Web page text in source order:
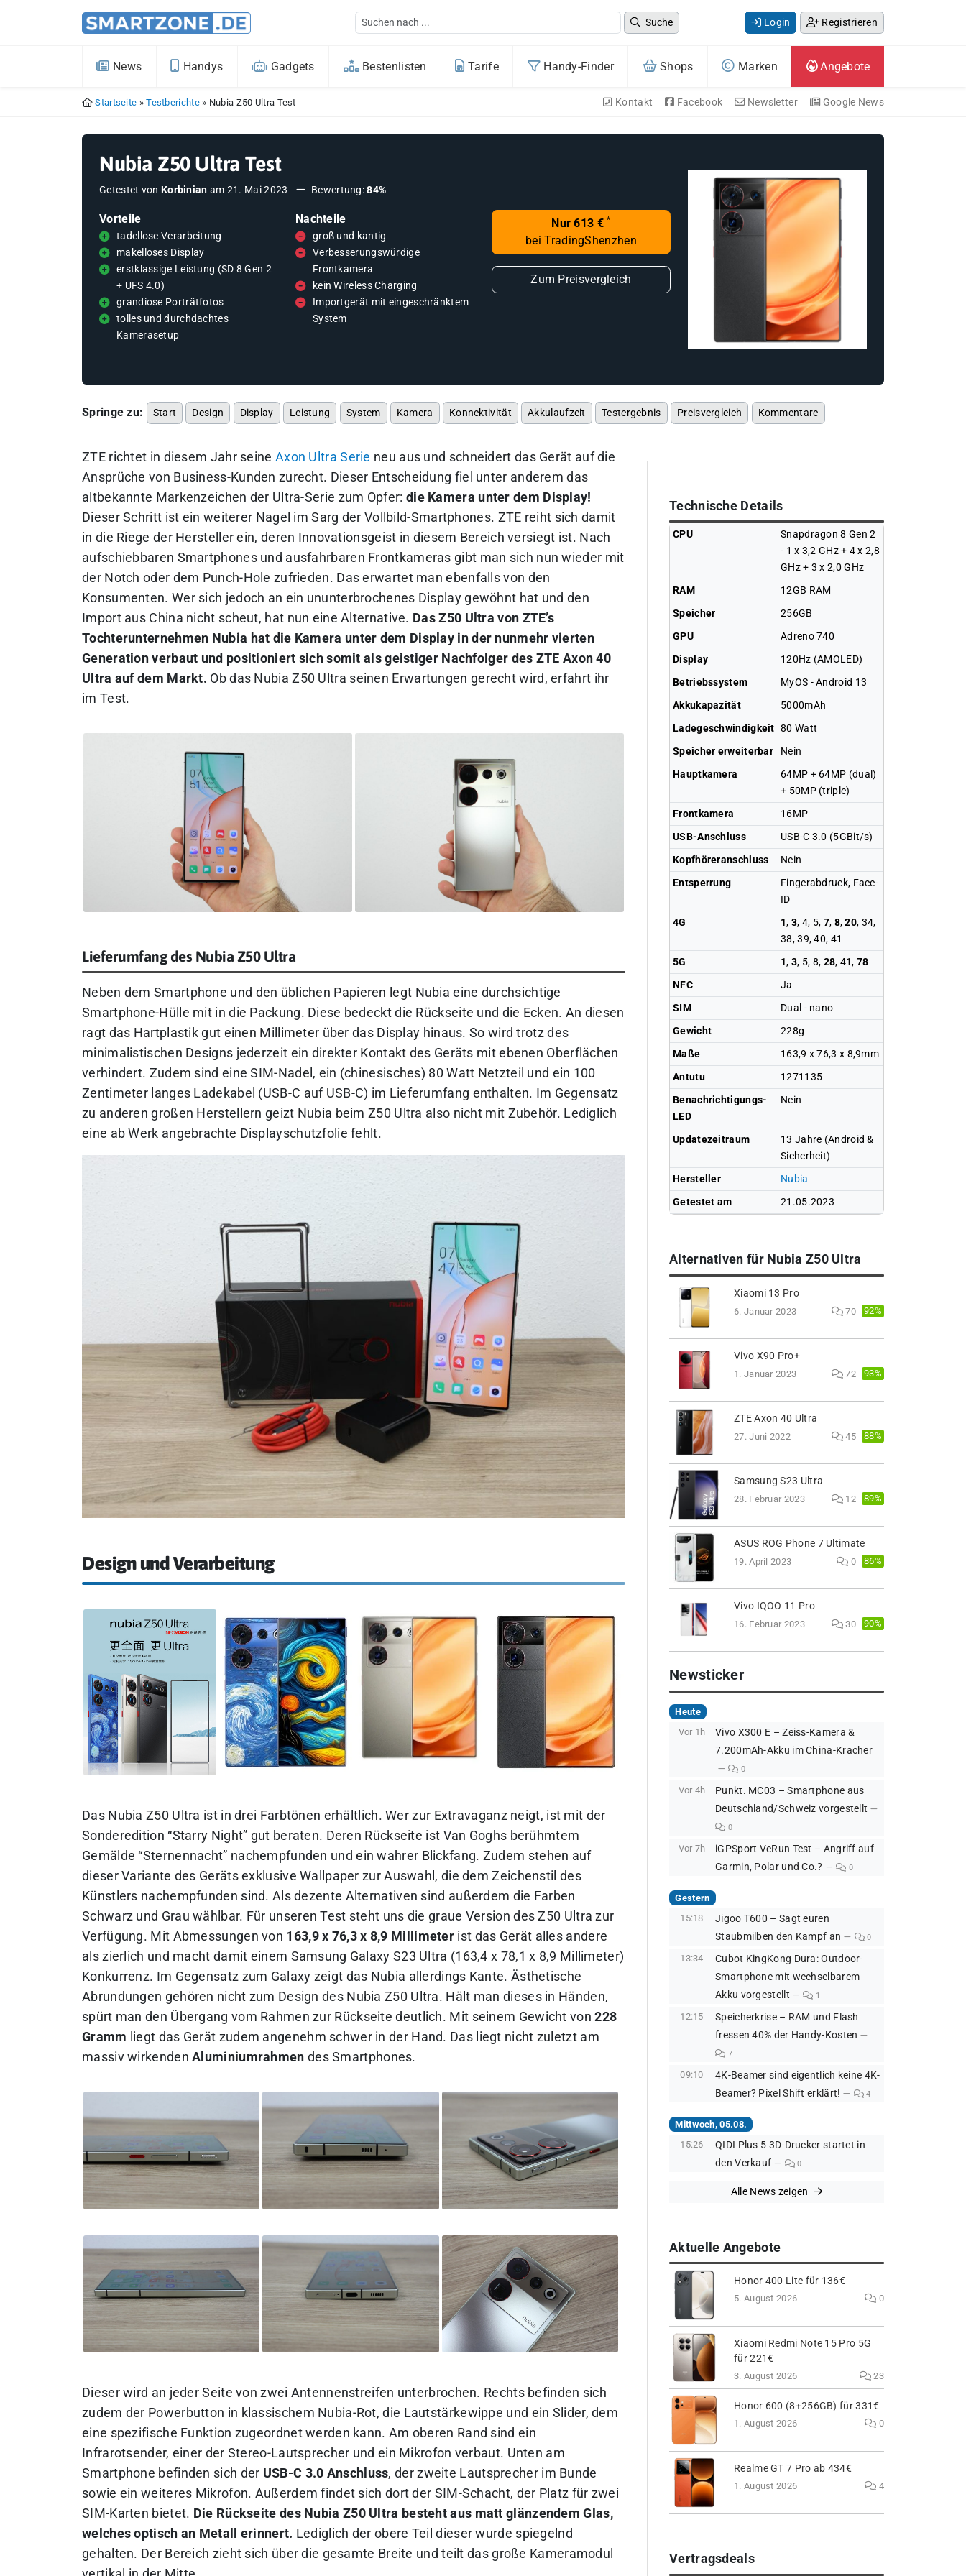
Suche Login Registrieren
News Handys Gadgets Bestenlisten Tarife Handy-Finder Shops Marken Angebote
Startseite »Testberichte» Nubia Z50 Ultra Test Kontakt Facebook Newsletter Google News
Nubia Z50 Ultra Test
Getestet von Korbinian am 21. Mai 2023 Bewertung:84%
Vorteile
tadellose Verarbeitung
makelloses Display
erstklassige Leistung (SD 8 Gen 2
+ UFS 4.0)
grandiose Porträtfotos
tolles und durchdachtes
Kamerasetup
Nachteile
groß und kantig
Verbesserungswürdige
Frontkamera
kein Wireless Charging
Importgerät mit eingeschränktem
System
Nur 613 € *
bei TradingShenzhen
Zum Preisvergleich
Springe zu: Start Design Display Leistung System Kamera Konnektivität Akkulaufzeit Testergebnis Preisvergleich Kommentare
ZTE richtet in diesem Jahr seine Axon Ultra Serie neu aus und schneidert das Gerät auf die
Ansprüche von Business-Kunden zurecht. Dieser Entscheidung fiel unter anderem das
altbekannte Markenzeichen der Ultra-Serie zum Opfer: die Kamera unter dem Display!
Dieser Schritt ist ein weiterer Nagel im Sarg der Vollbild-Smartphones. ZTE reiht sich damit
in die Riege der Hersteller ein, deren Innovationsgeist in diesem Bereich versiegt ist. Nach
aufschiebbaren Smartphones und ausfahrbaren Frontkameras gibt man sich nun wieder mit
der Notch oder dem Punch-Hole zufrieden. Das erwartet man ebenfalls von den
Konsumenten. Wer sich jedoch an ein ununterbrochenes Display gewöhnt hat und den
Import aus China nicht scheut, hat nun eine Alternative. Das Z50 Ultra von ZTE’s
Tochterunternehmen Nubia hat die Kamera unter dem Display in der nunmehr vierten
Generation verbaut und positioniert sich somit als geistiger Nachfolger des ZTE Axon 40
Ultra auf dem Markt. Ob das Nubia Z50 Ultra seinen Erwartungen gerecht wird, erfahrt ihr
im Test.
Lieferumfang des Nubia Z50 Ultra
Neben dem Smartphone und den üblichen Papieren legt Nubia eine durchsichtige
Smartphone-Hülle mit in die Packung. Diese bedeckt die Rückseite und die Ecken. An diesen
ragt das Hartplastik gut einen Millimeter über das Display hinaus. So wird trotz des
minimalistischen Designs jederzeit ein direkter Kontakt des Geräts mit ebenen Oberflächen
verhindert. Zudem sind eine SIM-Nadel, ein (chinesisches) 80 Watt Netzteil und ein 100
Zentimeter langes Ladekabel (USB-C auf USB-C) im Lieferumfang enthalten. Im Gegensatz
zu anderen großen Herstellern geizt Nubia beim Z50 Ultra also nicht mit Zubehör. Lediglich
eine ab Werk angebrachte Displayschutzfolie fehlt.
Design und Verarbeitung
Das Nubia Z50 Ultra ist in drei Farbtönen erhältlich. Wer zur Extravaganz neigt, ist mit der
Sonderedition “Starry Night” gut beraten. Deren Rückseite ist Van Goghs berühmtem
Gemälde “Sternennacht” nachempfunden und ein wahrer Blickfang. Zudem stehen auf
dieser Variante des Geräts exklusive Wallpaper zur Auswahl, die dem Zeichenstil des
Künstlers nachempfunden sind. Als dezente Alternativen sind außerdem die Farben
Schwarz und Grau wählbar. Für unseren Test steht uns die graue Version des Z50 Ultra zur
Verfügung. Mit Abmessungen von 163,9 x 76,3 x 8,9 Millimeter ist das Gerät alles andere
als zierlich und macht damit einem Samsung Galaxy S23 Ultra (163,4 x 78,1 x 8,9 Millimeter)
Konkurrenz. Im Gegensatz zum Galaxy zeigt das Nubia allerdings Kante. Ästhetische
Abrundungen gehören nicht zum Design des Nubia Z50 Ultra. Hält man dieses in Händen,
spürt man den Übergang vom Rahmen zur Rückseite deutlich. Mit seinem Gewicht von228
Gramm liegt das Gerät zudem angenehm schwer in der Hand. Das liegt nicht zuletzt am
massiv wirkendenAluminiumrahmen des Smartphones.
Dieser wird an jeder Seite von zwei Antennenstreifen unterbrochen. Rechts befinden sich
zudem der Powerbutton in klassischem Nubia-Rot, die Lautstärkewippe und ein Slider, dem
eine spezifische Funktion zugeordnet werden kann. Am oberen Rand sind ein
Infrarotsender, einer der Stereo-Lautsprecher und ein Mikrofon verbaut. Unten am
Smartphone befinden sich der USB-C 3.0 Anschluss, der zweite Lautsprecher im Bunde
sowie ein weiteres Mikrofon. Außerdem findet sich dort der SIM-Schacht, der Platz für zwei
SIM-Karten bietet. Die Rückseite des Nubia Z50 Ultra besteht aus matt glänzendem Glas,
welches optisch an Metall erinnert. Lediglich der obere Teil dieser wurde spiegelnd
gehalten. Der Bereich zieht sich über die gesamte Breite und teilt das große Kameramodul
Technische Details
CPU
Snapdragon 8 Gen 2
- 1 x 3,2 GHz + 4 x 2,8
GHz + 3 x 2,0 GHz
RAM
12GB RAM
Speicher
256GB
GPU
Adreno 740
Display
120Hz (AMOLED)
Betriebssystem
MyOS - Android 13
Akkukapazität
5000mAh
Ladegeschwindigkeit 80 Watt
Speicher erweiterbar
Nein
Hauptkamera
64MP + 64MP (dual)
+ 50MP (triple)
Frontkamera
16MP
USB-Anschluss
USB-C 3.0 (5GBit/s)
Kopfhöreranschluss
Nein
Entsperrung
Fingerabdruck, Face-
ID
4G
1, 3, 4, 5, 7, 8,20, 34,
38, 39, 40, 41
5G
1, 3, 5, 8, 28, 41,78
NFC
Ja
SIM
Dual - nano
Gewicht
228g
Maße
163,9 x 76,3 x 8,9mm
Antutu
1271135
Benachrichtigungs-
LED
Nein
Updatezeitraum
13 Jahre (Android &
Sicherheit)
Hersteller
Nubia
Getestet am
21.05.2023
Alternativen für Nubia Z50 Ultra
Xiaomi 13 Pro
6. Januar 2023 70 92%
Vivo X90 Pro+
1. Januar 2023 72 93%
ZTE Axon 40 Ultra
27. Juni 2022 45 88%
Samsung S23 Ultra
28. Februar 2023 12 89%
ASUS ROG Phone 7 Ultimate
19. April 2023 0 86%
Vivo IQOO 11 Pro
16. Februar 2023 30 90%
Newsticker
Heute
Vor 1h
Vivo X300 E – Zeiss-Kamera &
7.200mAh-Akku im China-Kracher
0
Vor 4h
Punkt. MC03 – Smartphone aus
Deutschland/Schweiz vorgestellt
0
Vor 7h
iGPSport VeRun Test – Angriff auf
Garmin, Polar und Co.?
0
Gestern
15:18
Jigoo T600 – Sagt euren
Staubmilben den Kampf an
0
13:34
Cubot KingKong Dura: Outdoor-
Smartphone mit wechselbarem
Akku vorgestellt
1
12:15
Speicherkrise – RAM und Flash
fressen 40% der Handy-Kosten
7
09:10
4K-Beamer sind eigentlich keine 4K-
Beamer? Pixel Shift erklärt!
4
Mittwoch, 05.08.
15:26
QIDI Plus 5 3D-Drucker startet in
den Verkauf
0
Alle News zeigen
Aktuelle Angebote
Honor 400 Lite für 136€
5. August 2026 0
Xiaomi Redmi Note 15 Pro 5G
für 221€
3. August 2026 23
Honor 600 (8+256GB) für 331€
1. August 2026 0
Realme GT 7 Pro ab 434€
1. August 2026 4
Vertragsdeals